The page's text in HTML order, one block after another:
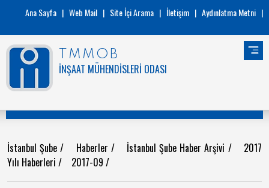
Ana Sayfa | Web Mail | Site İçi Arama | İletişim | Aydınlatma Metni |
TMMOB
İNŞAAT MÜHENDİSLERİ ODASI
İstanbul Şube/ Haberler / İstanbul Şube Haber Arşivi / 2017
Yılı Haberleri / 2017-09 /